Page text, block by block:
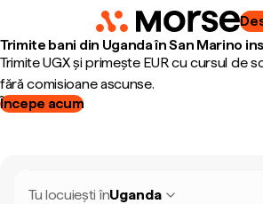
Trimite bani din Uganda în San Marino
Trimite UGX și primește EUR cu cursul de
fără comisioane ascunse.
Începe acum
Tu locuiești înUganda